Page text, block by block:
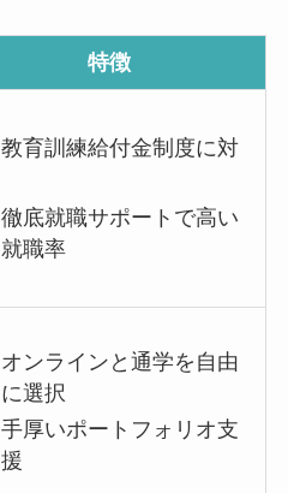
特徴
教育訓練給付金制度に対
徹底就職サポートで高い
就職率
オンラインと通学を自由
に選択
手厚いポートフォリオ支
援